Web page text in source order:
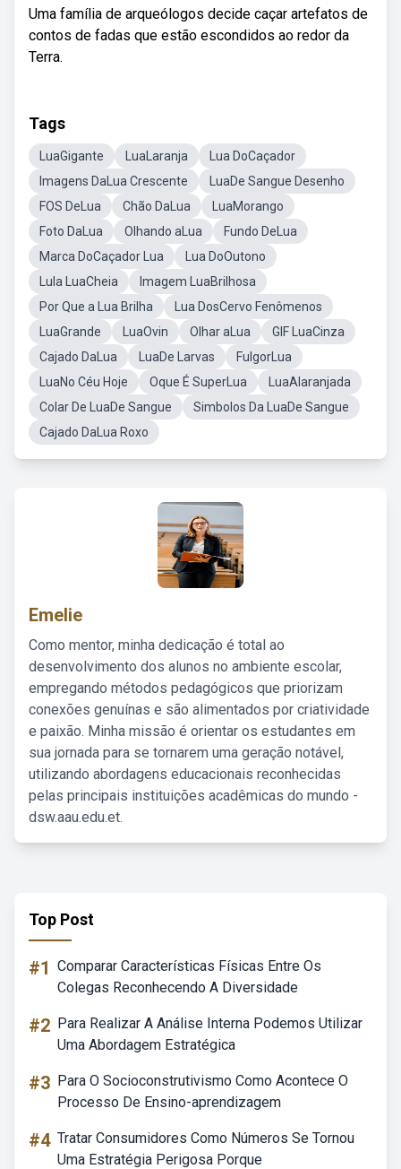
Uma família de arqueólogos decide caçar artefatos de
contos de fadas que estão escondidos ao redor da
Terra.
Tags
LuaGigante LuaLaranja
Lua DoCaçador
Imagens DaLua Crescente
LuaDe Sangue Desenho
FOS DeLua
Chão DaLua
LuaMorango
Foto DaLua
Olhando aLua
Fundo DeLua
Marca DoCaçador Lua
Lua DoOutono
Lula LuaCheia
Imagem LuaBrilhosa
Por Que a Lua Brilha
Lua DosCervo Fenômenos
LuaGrande
LuaOvin Olhar aLua
GIF LuaCinza
Cajado DaLua
LuaDe Larvas
FulgorLua
LuaNo Céu Hoje
Oque É SuperLua
LuaAlaranjada
Colar De LuaDe Sangue
Simbolos Da LuaDe Sangue
Cajado DaLua Roxo
Emelie
Como mentor, minha dedicação é total ao
desenvolvimento dos alunos no ambiente escolar,
empregando métodos pedagógicos que priorizam
conexões genuínas e são alimentados por criatividade
e paixão. Minha missão é orientar os estudantes em
sua jornada para se tornarem uma geração notável,
utilizando abordagens educacionais reconhecidas
pelas principais instituições acadêmicas do mundo -
dsw.aau.edu.et.
Top Post
#1 Comparar Características Físicas Entre Os
Colegas Reconhecendo A Diversidade
#2 Para Realizar A Análise Interna Podemos Utilizar
Uma Abordagem Estratégica
#3 Para O Socioconstrutivismo Como Acontece O
Processo De Ensino-aprendizagem
#4 Tratar Consumidores Como Números Se Tornou
Uma Estratégia Perigosa Porque